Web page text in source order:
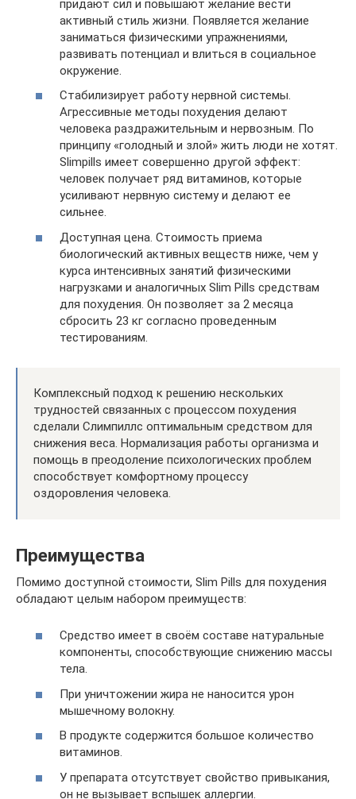
придают сил и повышают желание вести
активный стиль жизни. Появляется желание
заниматься физическими упражнениями,
развивать потенциал и влиться в социальное
окружение.
Стабилизирует работу нервной системы.
Агрессивные методы похудения делают
человека раздражительным и нервозным. По
принципу «голодный и злой» жить люди не хотят.
Slimpills имеет совершенно другой эффект:
человек получает ряд витаминов, которые
усиливают нервную систему и делают ее
сильнее.
Доступная цена. Стоимость приема
биологический активных веществ ниже, чем у
курса интенсивных занятий физическими
нагрузками и аналогичных Slim Pills средствам
для похудения. Он позволяет за 2 месяца
сбросить 23 кг согласно проведенным
тестированиям.
Комплексный подход к решению нескольких
трудностей связанных с процессом похудения
сделали Слимпиллс оптимальным средством для
снижения веса. Нормализация работы организма и
помощь в преодоление психологических проблем
способствует комфортному процессу
оздоровления человека.
Преимущества
Помимо доступной стоимости, Slim Pills для похудения
обладают целым набором преимуществ:
Средство имеет в своём составе натуральные
компоненты, способствующие снижению массы
тела.
При уничтожении жира не наносится урон
мышечному волокну.
В продукте содержится большое количество
витаминов.
У препарата отсутствует свойство привыкания,
он не вызывает вспышек аллергии.